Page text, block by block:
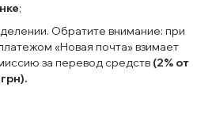
;
Обратите внимание: при
«Новая почта» взимает
за перевод средств (2% от